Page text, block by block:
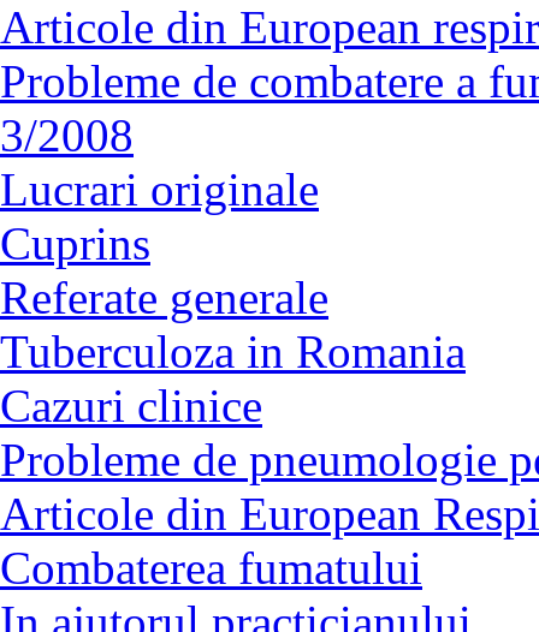
Articole din European
Probleme de combatere a
3/2008
Lucrari originale
Cuprins
Referate generale
Tuberculoza in Romania
Cazuri clinice
Probleme de pneumologie
Articole din European
Combaterea fumatului